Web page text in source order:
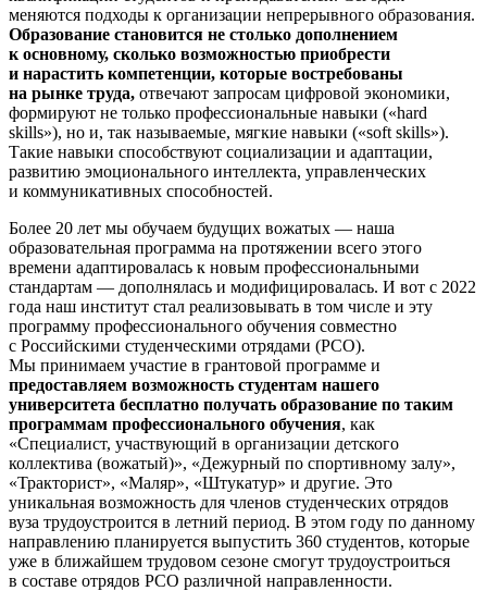
меняются подходы к организации непрерывного образования.
Образование становится не столько дополнением
к основному, сколько возможностью приобрести
и нарастить компетенции, которые востребованы
на рынке труда, отвечают запросам цифровой экономики,
формируют не только профессиональные навыки («hard
skills»), но и, так называемые, мягкие навыки («soft skills»).
Такие навыки способствуют социализации и адаптации,
развитию эмоционального интеллекта, управленческих
и коммуникативных способностей.
Более 20 лет мы обучаем будущих вожатых — наша
образовательная программа на протяжении всего этого
времени адаптировалась к новым профессиональными
стандартам — дополнялась и модифицировалась. И вот с 2022
года наш институт стал реализовывать в том числе и эту
программу профессионального обучения совместно
с Российскими студенческими отрядами (РСО).
Мы принимаем участие в грантовой программе и
предоставляем возможность студентам нашего
университета бесплатно получать образование по таким
программам профессионального обучения, как
«Специалист, участвующий в организации детского
коллектива (вожатый)», «Дежурный по спортивному залу»,
«Тракторист», «Маляр», «Штукатур» и другие. Это
уникальная возможность для членов студенческих отрядов
вуза трудоустроится в летний период. В этом году по данному
направлению планируется выпустить 360 студентов, которые
уже в ближайшем трудовом сезоне смогут трудоустроиться
в составе отрядов РСО различной направленности.